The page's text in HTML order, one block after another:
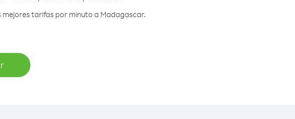
tarifas por minuto a Madagascar.